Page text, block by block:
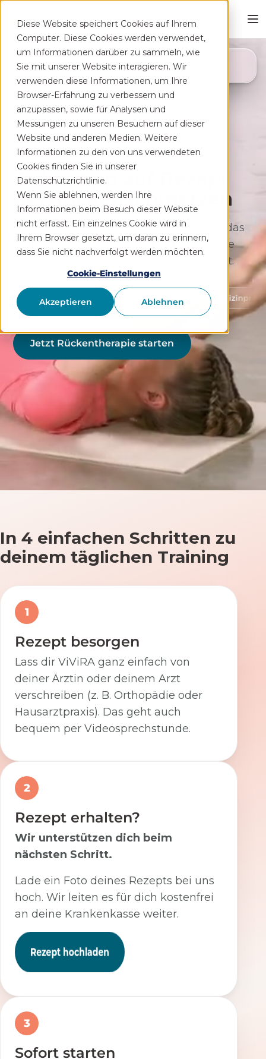
Diese Website speichert Cookies auf Ihrem
Computer. Diese Cookies werden verwendet,
um Informationen darüber zu sammeln, wie
Sie mit unserer Website interagieren. Wir
verwenden diese Informationen, um Ihre
Browser-Erfahrung zu verbessern und
anzupassen, sowie für Analysen und
Messungen zu unseren Besuchern auf dieser
Website und anderen Medien. Weitere
Informationen zu den von uns verwendeten
Cookies finden Sie in unserer
Datenschutzrichtlinie.
Wenn Sie ablehnen, werden Ihre
Informationen beim Besuch dieser Website
nicht erfasst. Ein einzelnes Cookie wird in
Ihrem Browser gesetzt, um daran zu erinnern,
dass Sie nicht nachverfolgt werden möchten.
Cookie-Einstellungen
Akzeptieren Ablehnen
Deine App auf Rezept
bei Rücken­schmerzen
Therapeutisches Training für zu Hause, das
sich flexibel deinem Alltag anpasst. Ohne
lange Wartezeiten, kostenfrei auf Rezept.
Schutz von Gesundheitsdaten Medizinprodukt Klasse
Jetzt Rückentherapie starten
In 4 einfachen Schritten zu
deinem täglichen Training
1
Rezept besorgen
Lass dir ViViRA ganz einfach von
deiner Ärztin oder deinem Arzt
verschreiben (z. B. Orthopädie oder
Hausarztpraxis). Das geht auch
bequem per Videosprechstunde.
2
Rezept erhalten?
Wir unterstützen dich beim
nächsten Schritt.
Lade ein Foto deines Rezepts bei uns
hoch. Wir leiten es für dich kostenfrei
an deine Krankenkasse weiter.
3
Sofort starten